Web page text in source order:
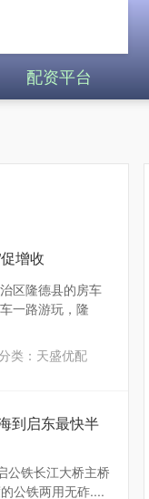
配资平台
增收
区隆德县的房车
一路游玩，隆
类： 天盛优配
到启东最快半
公铁长江大桥主桥
公铁两用无砟....